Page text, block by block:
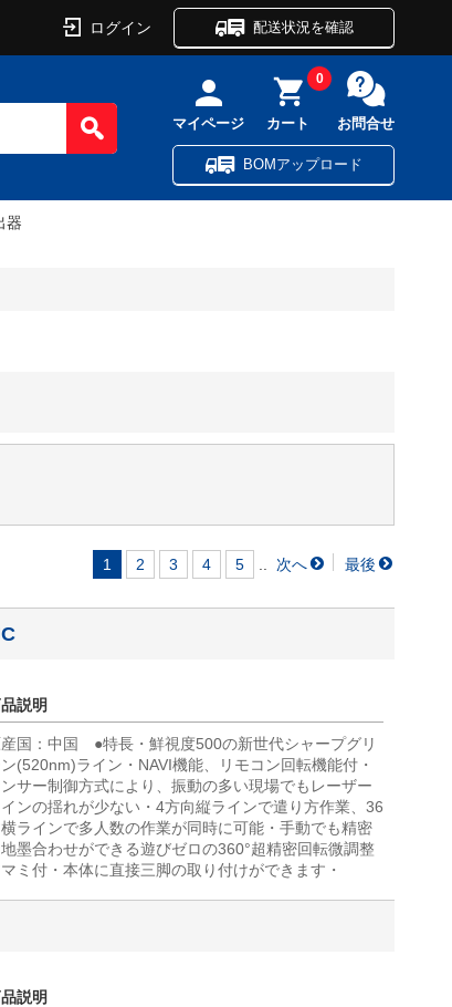
ログイン 配送状況を確認
マイページ カート
0
お問合せ
BOMアップロード
器
1 2 3 4 5
説明
産国：中国 ●特長・鮮視度500の新世代シャープグリ
(520nm)ライン・NAVI機能、リモコン回転機能付・
サー制御方式により、振動の多い現場でもレーザー
ンの揺れが少ない・4方向縦ラインで遣り方作業、36
ラインで多人数の作業が同時に可能・手動でも精密
墨合わせができる遊びゼロの360°超精密回転微調整
ミ付・本体に直接三脚の取り付けができます・
説明